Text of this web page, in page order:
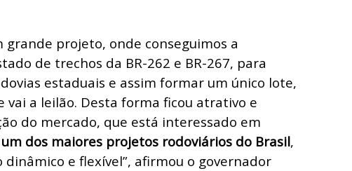
grande projeto, onde conseguimos a
de trechos da BR-262 e BR-267, para
estaduais e assim formar um único lote,
vai a leilão. Desta forma ficou atrativo e
do mercado, que está interessado em
um dos maiores projetos rodoviários do Brasil,
dinâmico e flexível”, afirmou o governador